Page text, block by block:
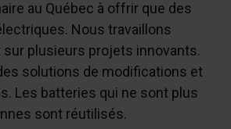
au Québec à offrir que des
Nous travaillons
plusieurs projets innovants.
solutions de modifications et
Les batteries qui ne sont plus
sont réutilisés.